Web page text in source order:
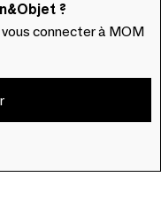
?
connecter à MOM